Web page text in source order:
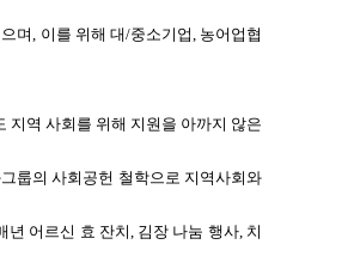
며, 이를 위해 대/중소기업, 농어업협
지역 사회를 위해 지원을 아까지 않은
룹의 사회공헌 철학으로 지역사회와
년 어르신 효 잔치, 김장 나눔 행사, 치